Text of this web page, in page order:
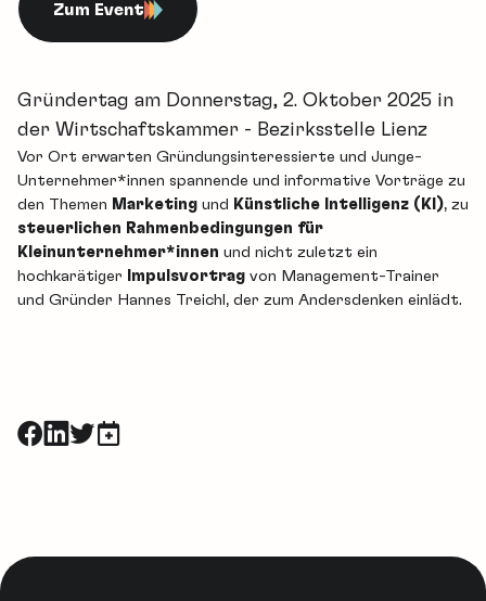
Gründertag am Donnerstag, 2. Oktober 2025 in
der Wirtschaftskammer - Bezirksstelle Lienz
Vor Ort erwarten Gründungsinteressierte und Junge-
Unternehmer*innen spannende und informative Vorträge zu
den Themen Marketing und Künstliche Intelligenz (KI), zu
steuerlichen Rahmenbedingungen für
Kleinunternehmer*innen und nicht zuletzt ein
hochkarätiger
Impulsvortrag von Management-Trainer
und Gründer Hannes Treichl, der zum Andersdenken einlädt.
Zum Event